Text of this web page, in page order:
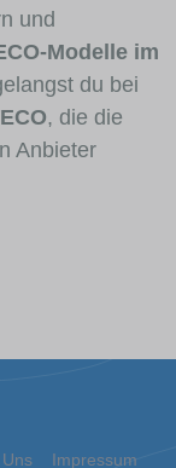
und
Modelle im
du bei
, die die
Anbieter
Impressum